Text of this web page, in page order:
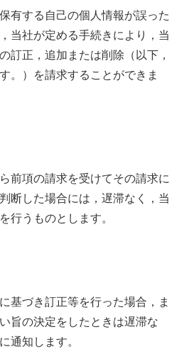
有する自己の個人情報が誤った
当社が定める手続きにより，当
訂正，追加または削除（以下，
。）を請求することができま
前項の請求を受けてその請求に
断した場合には，遅滞なく，当
行うものとします。
基づき訂正等を行った場合，ま
旨の決定をしたときは遅滞な
通知します。